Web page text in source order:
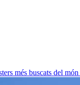
més buscats del món